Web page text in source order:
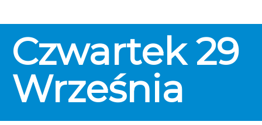
katedry pw. Niepokalanego
Poczęcia Najświętszej Maryi
Panny.
Czwartek 29
Września